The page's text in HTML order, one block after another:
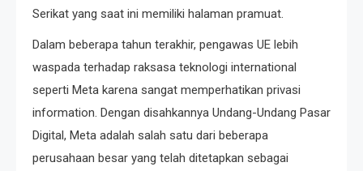
Serikat yang saat ini memiliki halaman pramuat.
Dalam beberapa tahun terakhir, pengawas UE lebih
waspada terhadap raksasa teknologi international
seperti Meta karena sangat memperhatikan privasi
information. Dengan disahkannya Undang-Undang Pasar
Digital, Meta adalah salah satu dari beberapa
perusahaan besar yang telah ditetapkan sebagai